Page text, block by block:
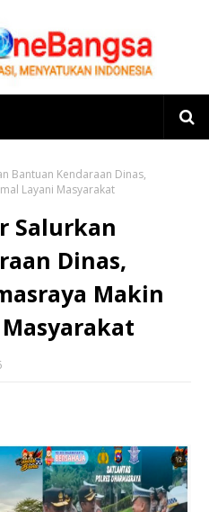
Bantuan Kendaraan Dinas,
Layani Masyarakat
Salurkan
Dinas,
Makin